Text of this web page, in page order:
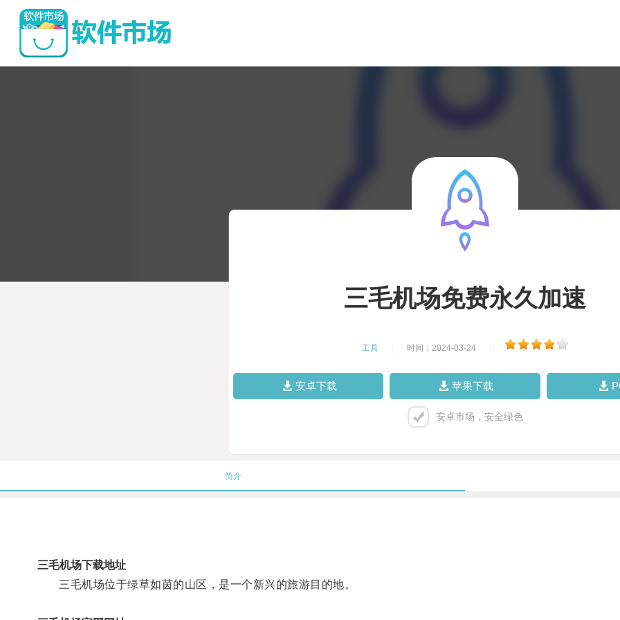
三毛机场免费永久加速
工具 时间：2024-03-24
安卓下载 苹果下载
安卓市场，安全绿色
简介
三毛机场下载地址
三毛机场位于绿草如茵的山区，是一个新兴的旅游目的地。